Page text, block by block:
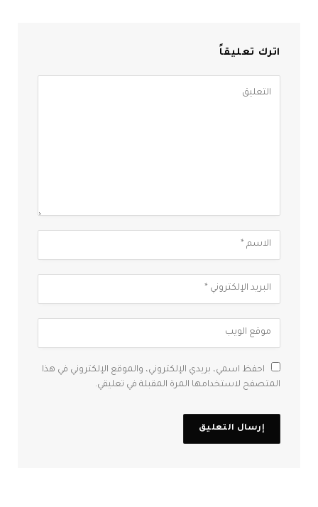
اترك تعليقاً
احفظ اسمي، بريدي الإلكتروني، والموقع الإلكتروني في هذا
المتصفح لاستخدامها المرة المقبلة في تعليقي.